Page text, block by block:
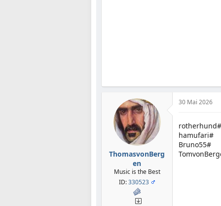
ThomasvonBerg
en
Music is the Best
ID:330523
30 Mai 2026
rotherhund#
hamufari#
Bruno55#